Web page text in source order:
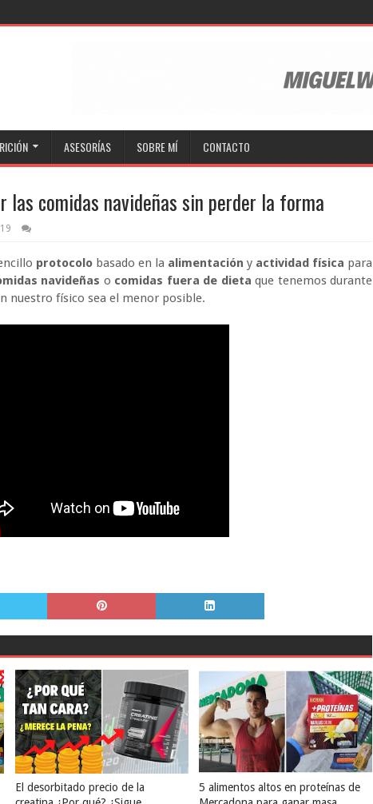
ASESORÍAS SOBRE MÍ CONTACTO
comidas navideñas sin perder la forma
protocolo basado en la alimentacióny actividad física para
navideñas o comidas fuera de dieta que tenemos durante
nuestro físico sea el menor posible.
El desorbitado precio de la
5 alimentos altos en proteínas de